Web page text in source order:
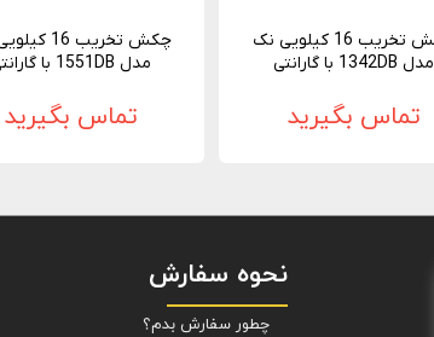
چکش تخریب 16 کیلویی نک
مدل 1342DB با گارانتی
تماس بگیرید
چکش تخریب 16
مدل 1551DB با گارانتی
تماس بگیرید
نحوه سفارش
چطور سفارش بدم؟